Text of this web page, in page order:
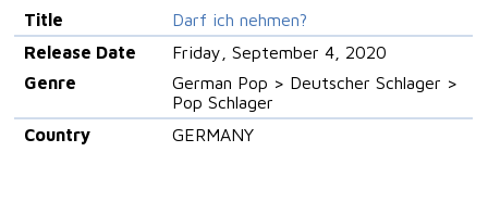
Title
Darf ich nehmen?
Release Date
Friday, September 4, 2020
Genre
German Pop > Deutscher Schlager >
Pop Schlager
Country
GERMANY